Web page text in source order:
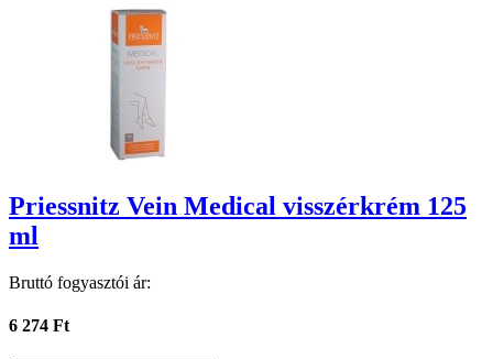
Priessnitz Vein Medical visszérkrém 125
ml
Bruttó fogyasztói ár:
6 274 Ft